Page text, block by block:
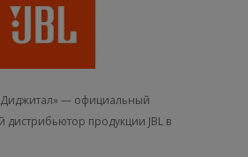
— официальный
дистрибьютор продукции JBL в